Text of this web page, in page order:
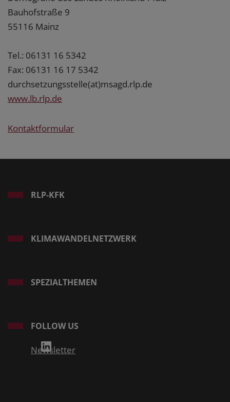
Bauhofstraße 9
55116 Mainz
Tel.: 06131 16 5342
Fax: 06131 16 17 5342
durchsetzungsstelle(at)msagd.rlp.de
www.lb.rlp.de
Kontaktformular
RLP-KFK
KLIMAWANDELNETZWERK
SPEZIALTHEMEN
FOLLOW US
Newsletter